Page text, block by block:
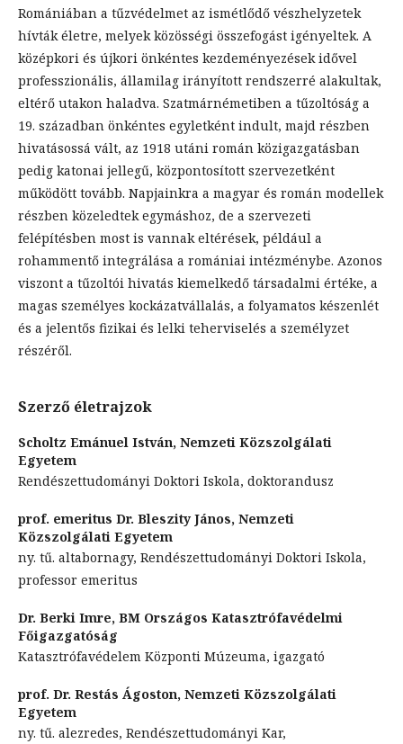
Romániában a tűzvédelmet az ismétlődő vészhelyzetek
hívták életre, melyek közösségi összefogást igényeltek. A
középkori és újkori önkéntes kezdeményezések idővel
professzionális, államilag irányított rendszerré alakultak,
eltérő utakon haladva. Szatmárnémetiben a tűzoltóság a
19. században önkéntes egyletként indult, majd részben
hivatásossá vált, az 1918 utáni román közigazgatásban
pedig katonai jellegű, központosított szervezetként
működött tovább. Napjainkra a magyar és román modellek
részben közeledtek egymáshoz, de a szervezeti
felépítésben most is vannak eltérések, például a
rohammentő integrálása a romániai intézménybe. Azonos
viszont a tűzoltói hivatás kiemelkedő társadalmi értéke, a
magas személyes kockázatvállalás, a folyamatos készenlét
és a jelentős fizikai és lelki teherviselés a személyzet
részéről.
Szerző életrajzok
Scholtz Emánuel István, Nemzeti Közszolgálati
Egyetem
Rendészettudományi Doktori Iskola, doktorandusz
prof. emeritus Dr. Bleszity János, Nemzeti
Közszolgálati Egyetem
ny. tű. altabornagy, Rendészettudományi Doktori Iskola,
professor emeritus
Dr. Berki Imre, BM Országos Katasztrófavédelmi
Főigazgatóság
Katasztrófavédelem Központi Múzeuma, igazgató
prof. Dr. Restás Ágoston, Nemzeti Közszolgálati
Egyetem
ny. tű. alezredes, Rendészettudományi Kar,